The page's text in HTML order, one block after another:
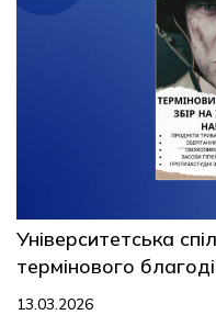
Університетська
термінового
13.03.2026